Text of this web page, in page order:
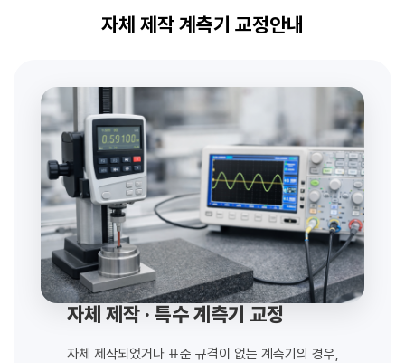
자체 제작 계측기 교정안내
자체 제작 · 특수 계측기 교정
자체 제작되었거나 표준 규격이 없는 계측기의 경우,